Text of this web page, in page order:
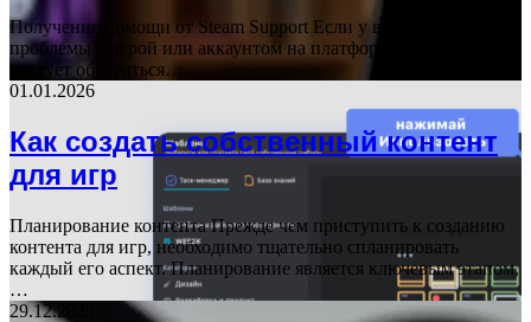
Получение помощи от Steam Support Если у вас возникли
проблемы с игрой или аккаунтом на платформе Steam, вам
следует обратиться…
01.01.2026
Как создать собственный контент
для игр
Планирование контента Прежде чем приступить к созданию
контента для игр, необходимо тщательно спланировать
каждый его аспект. Планирование является ключевым этапом,
…
29.12.2025